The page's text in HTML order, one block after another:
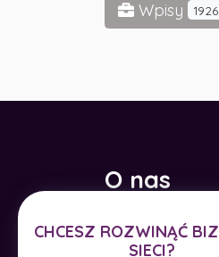
Wpisy 1926
O nas
Pomagamy
CHCESZ ROZWINĄĆ
SIECI?